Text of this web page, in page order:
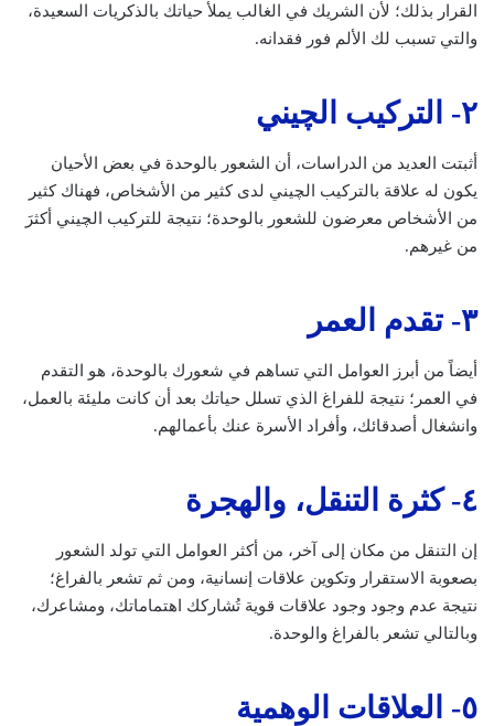
القرار بذلك؛ لأن الشريك في الغالب يملأ حياتك بالذكريات السعيدة،
والتي تسبب لك الألم فور فقدانه.
٢- التركيب الچيني
أثبتت العديد من الدراسات، أن الشعور بالوحدة في بعض الأحيان
يكون له علاقة بالتركيب الچيني لدى كثير من الأشخاص، فهناك كثير
من الأشخاص معرضون للشعور بالوحدة؛ نتيجة للتركيب الچيني أكثرَ
من غيرهم.
٣- تقدم العمر
أيضاً من أبرز العوامل التي تساهم في شعورك بالوحدة، هو التقدم
في العمر؛ نتيجة للفراغ الذي تسلل حياتك بعد أن كانت مليئة بالعمل،
وانشغال أصدقائك، وأفراد الأسرة عنك بأعمالهم.
٤- كثرة التنقل، والهجرة
إن التنقل من مكان إلى آخر، من أكثر العوامل التي تولد الشعور
بصعوبة الاستقرار وتكوين علاقات إنسانية، ومن ثم تشعر بالفراغ؛
نتيجة عدم وجود وجود علاقات قوية تُشاركك اهتماماتك، ومشاعرك،
وبالتالي تشعر بالفراغ والوحدة.
٥- العلاقات الوهمية